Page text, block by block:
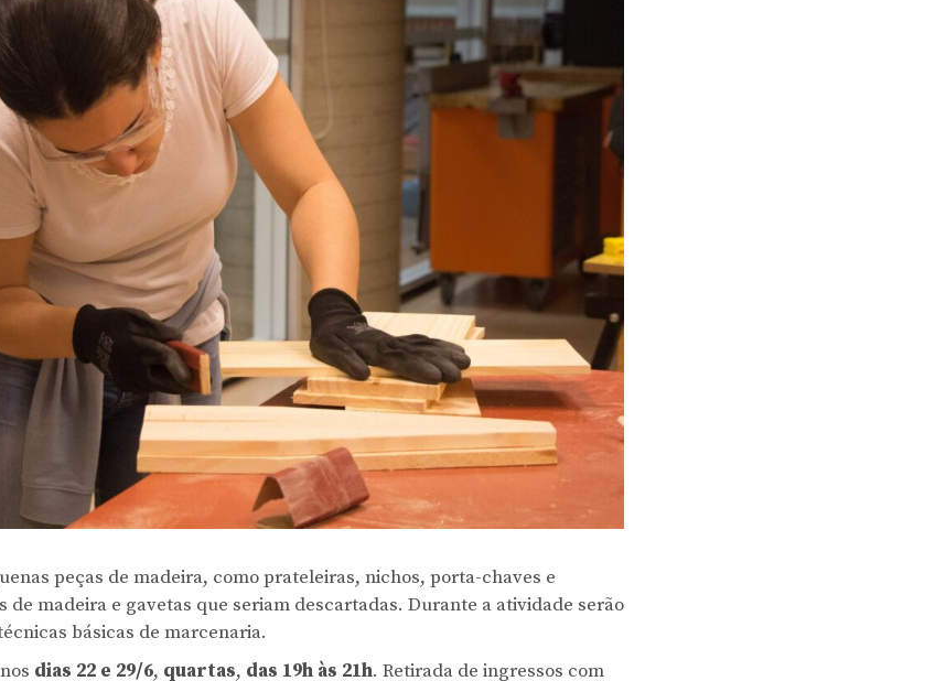
peças de madeira, como prateleiras, nichos, porta-chaves e
de madeira e gavetas que seriam descartadas. Durante a atividade serão
básicas de marcenaria.
dias 22 e 29/6, quartas, das 19h às 21h. Retirada de ingressos com